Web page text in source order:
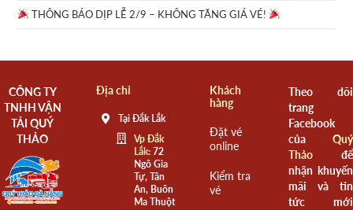
THÔNG BÁO DỊP LỄ 2/9 – KHÔNG TĂNG GIÁ VÉ!
CÔNG TY
TNHH VẬN
TẢI QUÝ
THẢO
Địa chỉ
Tại Đắk Lắk
Vp Đắk
Lắk:72
Ngô Gia
Tự, Tân
An, Buôn
Ma Thuột
Khách
hàng
Đặt vé
online
Kiểm tra
vé
Theo dõi
trang
Facebook
của Quý
Thảođể
nhận khuyến
mãi và tin
tức mới